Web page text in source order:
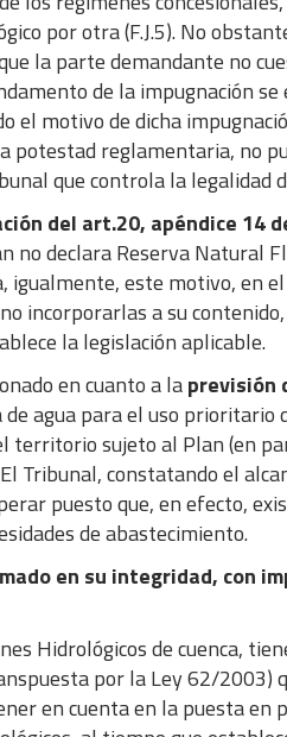
por otra (F.J.5). No
la parte demandante no
de la impugnación
el motivo de dicha
potestad reglamentaria, no
que controla la legalidad
del art.20, apéndice 14
no declara Reserva Natural
igualmente, este motivo, en
incorporarlas a su
la legislación aplicable.
en cuanto a laprevisión
agua para el uso
territorio sujeto al Plan (en
Tribunal, constatando el
puesto que, en efecto,
de abastecimiento.
en su integridad, con
Hidrológicos de cuenca,
por la Ley 62/2003)
en cuenta en la puesta en